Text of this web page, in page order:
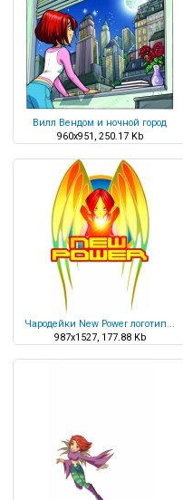
Вилл Вендом и ночной город
960x951, 250.17 Kb
Чародейки New Power логотип...
987x1527, 177.88 Kb